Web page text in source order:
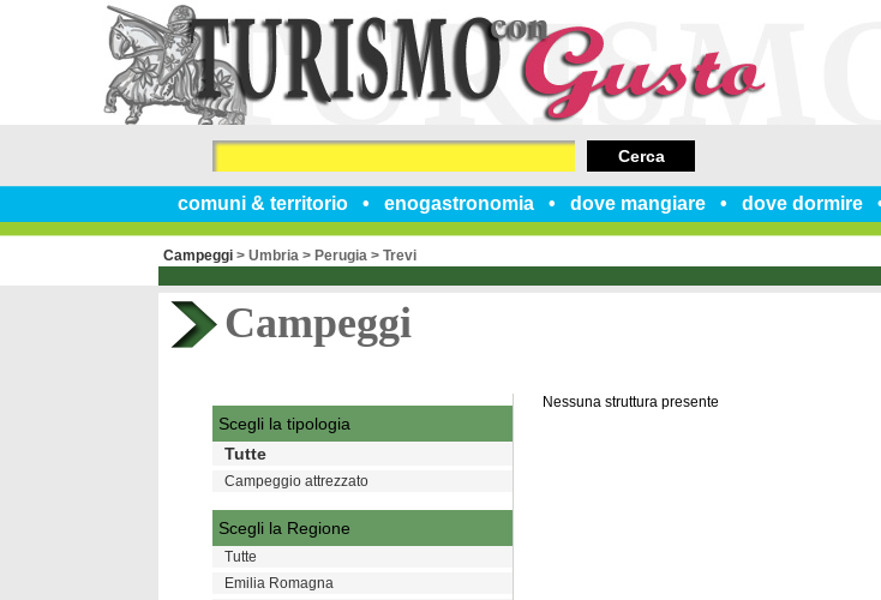
comuni & territorio enogastronomia dove mangiare dove dormire
Cerca
Campeggi > Umbria > Perugia > Trevi
Campeggi
Nessuna struttura presente
Scegli la tipologia
Tutte
Campeggio attrezzato
Scegli la Regione
Tutte
Emilia Romagna